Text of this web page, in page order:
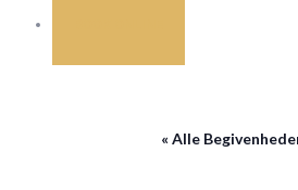
« Alle